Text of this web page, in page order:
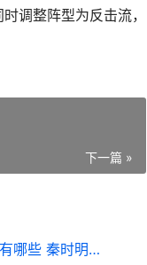
调整阵型为反击流，
下一篇 »
秦时明月手机游戏一条龙的技能有哪些 秦时明月手游最新版本